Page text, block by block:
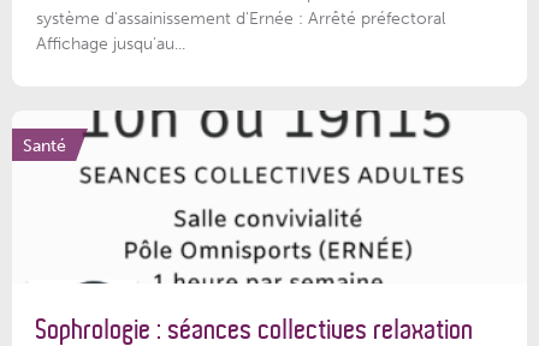
système d'assainissement d'Ernée : Arrêté préfectoral
Affichage jusqu'au...
Santé
Sophrologie : séances collectives relaxation